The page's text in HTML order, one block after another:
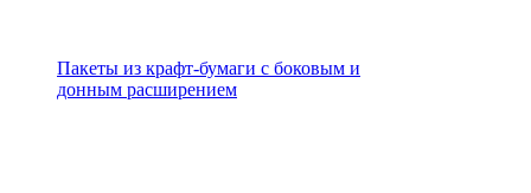
Пакеты из крафт-бумаги с боковым и
донным расширением